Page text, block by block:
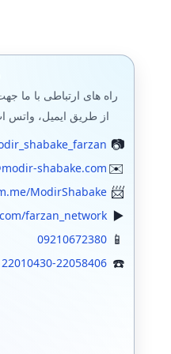
راه های ارتباطی با ما
از طریق ایمیل، واتس
shabake.com
ModirShabake
farzan_network
09210672380
22010430-22058406